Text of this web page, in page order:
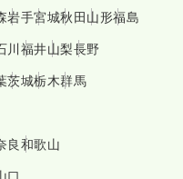
岩手宮城秋田山形福島
川福井山梨長野
茨城栃木群馬
良和歌山